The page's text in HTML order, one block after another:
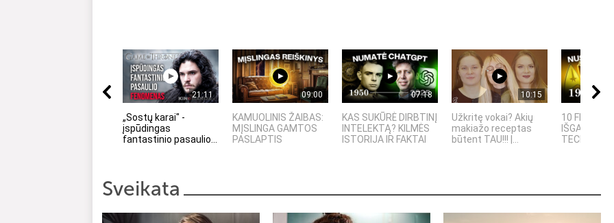
21:11
„Sostų karai" -
įspūdingas
fantastinio pasaulio...
09:00
KAMUOLINIS ŽAIBAS:
MĮSLINGA GAMTOS
PASLAPTIS
07:18
KAS SUKŪRĖ DIRBTINĮ
INTELEKTĄ? KILMĖS
ISTORIJA IR FAKTAI
10:15
Užkritę vokai? Akių
makiažo receptas
būtent TAU!!! |...
10 FILMUOSE
IŠGALVOTŲ
Sveikata